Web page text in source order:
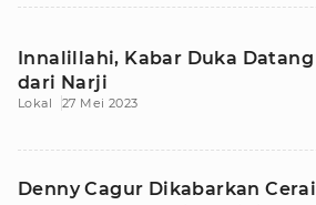
Innalillahi, Kabar Duka Datang
dari Narji
Lokal 27 Mei 2023
Denny Cagur Dikabarkan Cerai